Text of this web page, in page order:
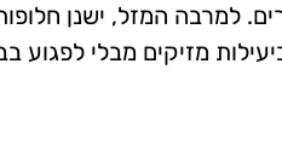
למרבה המזל, ישנן
מזיקים מבלי לפגוע